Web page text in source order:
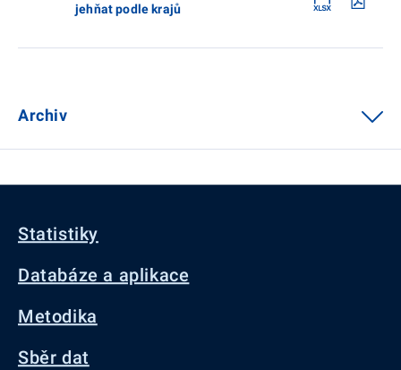
jehňat podle krajů
Archiv
Statistiky
Databáze a aplikace
Metodika
Sběr dat